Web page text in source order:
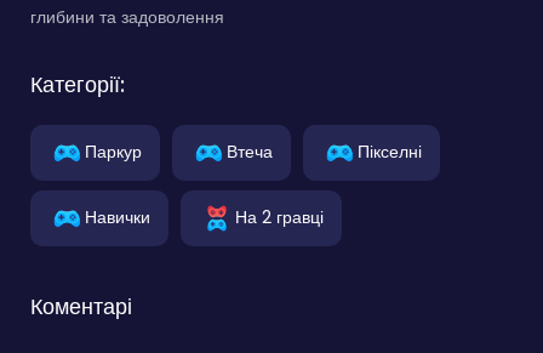
глибини та задоволення
Категорії:
Паркур Втеча Пікселні
Навички На 2 гравці
Коментарі